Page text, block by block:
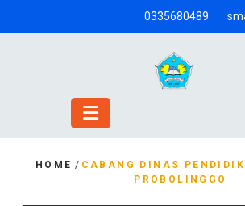
0335680489
HOME / CABANG DINAS
PROBOLINGGO